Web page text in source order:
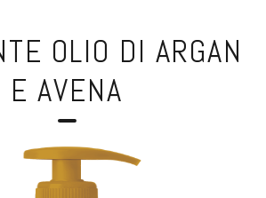
OLIO DI ARGAN
E AVENA